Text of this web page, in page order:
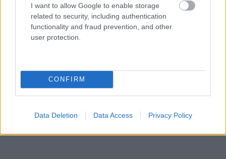
I want to allow Google to enable storage
related to security, including authentication
functionality and fraud prevention, and other
user protection.
CONFIRM
Data Deletion Data Access Privacy Policy
Bari Sardo (OG) - 96km
Strada Comunale Sa Marina